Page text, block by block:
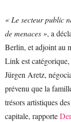
« Le secteur public
de menaces », a
Berlin, et adjoint au
Link est
Jürgen Aretz,
prévenu que la
trésors artistiques
capitale, rapporte